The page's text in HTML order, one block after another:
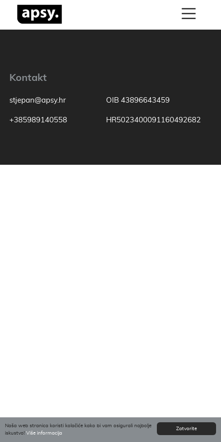
Zatvorite
Naša web stranica koristi kolačiće kako bi vam osigurali najbolje
iskustvo! Više informacija
Kontakt
stjepan@apsy.hr
+385989140558
OIB 43896643459
HR5023400091160492682